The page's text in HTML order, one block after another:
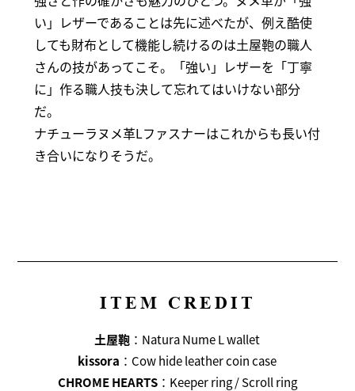
い」レザーであることは先に述べたが、例え酷使
しても財布として機能し続けるのは土屋鞄の職人
さんの技があってこそ。「強い」レザーを「丁寧
に」作る職人技も決して忘れてはいけない部分
だ。
ナチューラヌメ革Lファスナーはこれからも長い付
き合いになりそうだ。
ITEM CREDIT
土屋鞄 ：Natura Nume L wallet
kissora ：Cow hide leather coin case
CHROME HEARTS：Keeper ring / Scroll ring